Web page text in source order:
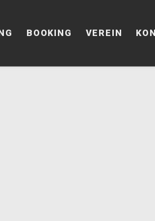
BOOKING VEREIN